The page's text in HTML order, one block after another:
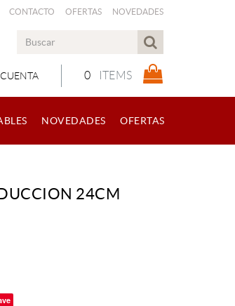
CONTACTO OFERTAS NOVEDADES
0 ITEMS
NOVEDADES OFERTAS
24CM